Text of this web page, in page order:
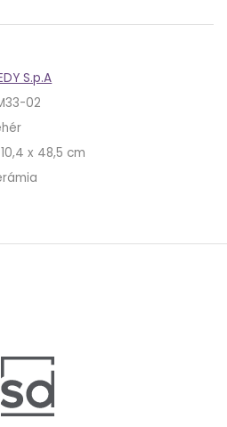
francia hatást kelt.
emlékeztet minket,
Ezek a lábak jelennek meg
álló, így könnyű elhelyezni,
ahol tetszik nekünk.
tökéletes választás
imádják a régi
S.p.A
02
x 48,5 cm